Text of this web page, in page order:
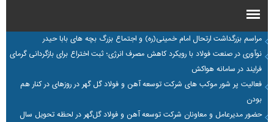
مراسم بزرگداشت ارتحال امام خمینی(ره) و اجتماع بزرگ بچه های بابا حیدر
نوآوری در صنعت فولاد با رویکرد کاهش مصرف انرژی؛ ثبت اختراع برای بازگردانی گرمای
فرایند در سامانه هواکش
فعالیت پر شور موکب های شرکت توسعه آهن و فولاد گل گهر در روزهای در کنار هم
بودن
حضور مدیرعامل و معاونان شرکت توسعه آهن و فولاد گل‌گهر در لحظه تحویل سال